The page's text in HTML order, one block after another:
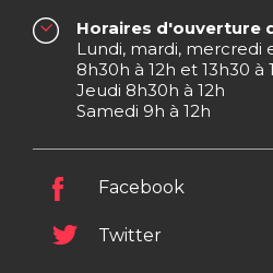
Horaires d'ouverture
Lundi, mardi, mercredi
8h30h à 12h et 13h30 à
Jeudi 8h30h à 12h
Samedi 9h à 12h
Facebook
Twitter